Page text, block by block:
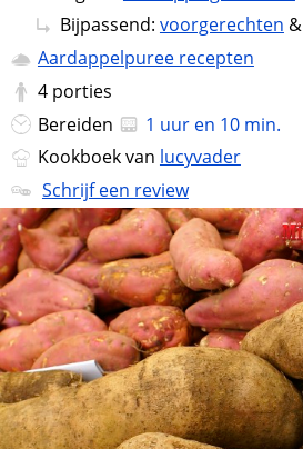
Bijpassend: voorgerechten &
Aardappelpuree recepten
4 porties
Bereiden
1 uur en 10 min.
Kookboek van lucyvader
Schrijf een review